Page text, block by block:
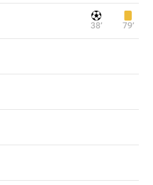
38‎’‎ 79‎’‎